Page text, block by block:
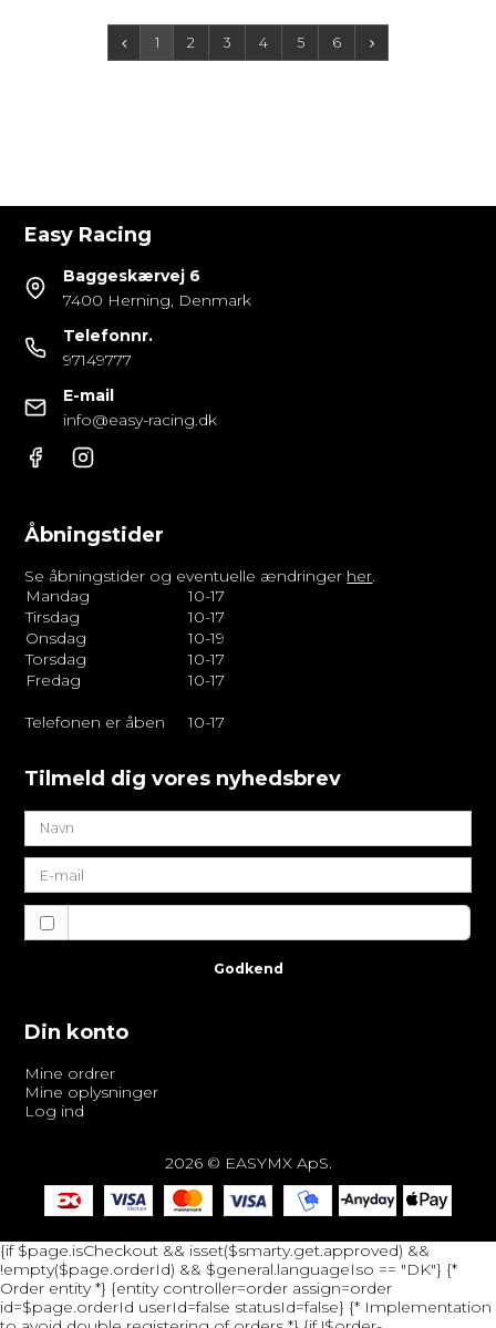
1 2 3 4 5 6
Easy Racing
Baggeskærvej 6
7400 Herning, Denmark
Telefonnr.
97149777
E-mail
info@easy-racing.dk
Åbningstider
Se åbningstider og eventuelle ændringer her.
Mandag
10-17
Tirsdag
10-17
Onsdag
10-19
Torsdag
10-17
Fredag
10-17
Telefonen er åben 10-17
Tilmeld dig vores nyhedsbrev
Godkend
Din konto
Mine ordrer
Mine oplysninger
Log ind
2026 © EASYMX ApS.
{if $page.isCheckout && isset($smarty.get.approved) &&
!empty($page.orderId) && $general.languageIso == "DK"} {*
Order entity *} {entity controller=order assign=order
id=$page.orderId userId=false statusId=false} {* Implementation